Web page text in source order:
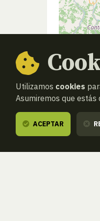
Utilizamos cookies
Asumiremos que
ACEPTAR